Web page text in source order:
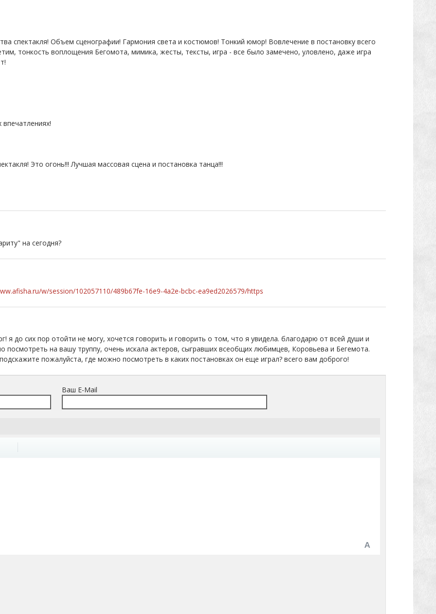
спектакля! Объем сценографии! Гармония света и костюмов! Тонкий юмор! Вовлечение в постановку всего
тонкость воплощения Бегомота, мимика, жесты, тексты, игра - все было замечено, уловлено, даже игра
Это огонь!!! Лучшая массовая сцена и постановка танца!!!
на сегодня?
w/session/102057110/489b67fe-16e9-4a2e-bcbc-ea9ed2026579/https
я до сих пор отойти не могу, хочется говорить и говорить о том, что я увидела. благодарю от всей души и
посмотреть на вашу труппу, очень искала актеров, сыгравших всеобщих любимцев, Коровьева и Бегемота.
пожалуйста, где можно посмотреть в каких постановках он еще играл? всего вам доброго!
Ваш E-Mail